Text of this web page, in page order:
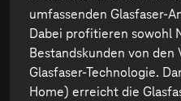
umfassenden Glasfaser-
Dabei profitieren sowohl
Bestandskunden von
Glasfaser-Technologie.
Home) erreicht die